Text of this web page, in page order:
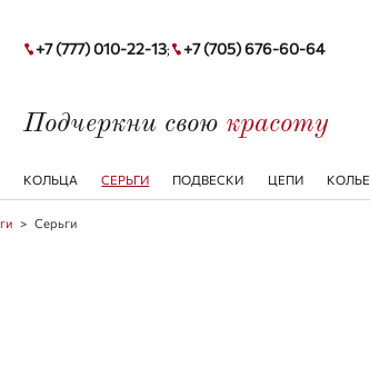
+7 (777) 010-22-13; +7 (705) 676-60-64
Подчеркни свою красоту
КОЛЬЦА СЕРЬГИ ПОДВЕСКИ ЦЕПИ КОЛЬЕ
> Серьги